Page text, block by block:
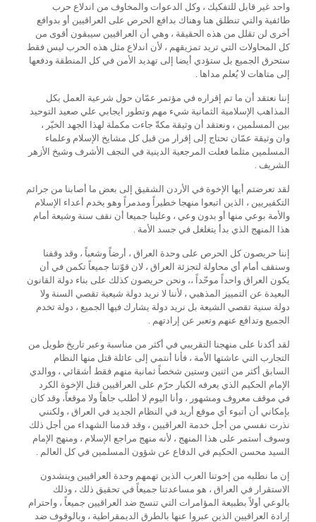
واحد غير قابل للتفكيك ، وكل الدعوات والمخاوف من اندلاع حرب
طائفية والتي تنطلق هنا وهناك بدافع الحرص على العراقيين أو بدوافع
أخرى لن تقلل من هذه الحقيقة ، وهي أن العراقيين سيبقون أقوى من
كل المحاولات التي تريد تمزيقهم ، لأن اندلاع مثل هذه الحرب ليس فقط
ستحرق الجميع بل ستؤدي أيضا إلى تهديد الأمن في كل المنطقة ودفعها
إلى متاهات لا يُعلم مداها .
إننا نعتقد أن ما تم إقراره في مؤتمر عمّان حول شرعية العمل بكل
المذاهب الإسلامية الثمانية شيء مهم وتطور ايجابي علي صعيد التوحيد
بين المسلمين ، ونعتقد أن وثيقة مكةّ جاءت مكملة لهذا الجهد الخيّر ،
وان وثيقة عمّان تحتاج إلى إقرار من قبل كل مشايخ الإسلام وعلماء
المسلمين مثلما فعلت المرجعية الدينية في النجف الأشرف وشيخ الأزهر
الشريف .
لقد تعرضتم أيها الإخوة في الأردن الشقيق إلى بعض ما أصابنا من جرائم
التكفيريين ، الذين اتبعوا منهجا خطيراً ومدمراً وهو يخدم أعداء الإسلام
والأمة بوعي منها أو بدون وعي ، وعلينا جميعا أن نقف سنة وشيعة أمام
هذا المنهج الذي بدأ يتغلغل في جسد الأمة .
إننا حريصون كل الحرص على وحدة العراق ، أرضاً وشعباً ، وقد وقفنا
وسنقف أمام أي محاولة لتجزئة العراق ، لان قوّتنا جميعاً تكمن في أن
يكون العراق واحداً موحّداً ،، ونحن حريصون كذلك على بناء دولة القانون
البعيدة عن التمييز المذهبي ، لأننا لا نريد دولة شيعية تقصي السنة ولا
دولة سنية تقصي الشيعة بل نريد دولة يشارك فيها الجميع ، دولة تخدم
الجميع وتدافع عنهم وتعبر عن إرادتهم .
لقد أكدنا على منهجنا التقريبي في أكثر من مناسبة وعبر تاريخ طويل من
التجارب التي عاشتها الأمة ، فأنا أنتمي إلى عائلة قتل منها النظام
السابق أكثر من اثنين وستين شخصاً ثمانية منهم فقط أشقائي ، ووالدي
الإمام الحكيم الذي يعرفه الكبار حرّم على العراقيين قتل الإخوة الكرد
في موقف معروف ومشهور ، وأنا اليوم لا أطلب جاهاً ولا موقعاً، وقد كان
بإمكاني أن أتبوء أي موقع أريد في النظام الجديد في العراق ، ولكنني
نذرت نفسي من أجل خدمة العراقيين ، وقد قدمنا الشهداء من أجل ذلك
وسوف أستمر على هذا المنهج ، لأنه منهج مراجع الإسلام ، ومنهج الإمام
السيد محسن الحكيم في الدفاع عن شؤون المسلمين في كل العالم .
إن ما نطلبه من إخوتنا العرب الذين تهمهم وحدة العراقيين وينشدون
الاستقرار في العراق ، هو مساعدتنا جميعاً في تحقيق ذلك ، وذلك
بالوعي أولاً بطبيعة المؤامرات التي تنسج ضد العراقيين جميعاً ، واحترام
إرادة العراقيين الذين عبروا عنها بالطرق الديمقراطية ، وبالوقوف ضد